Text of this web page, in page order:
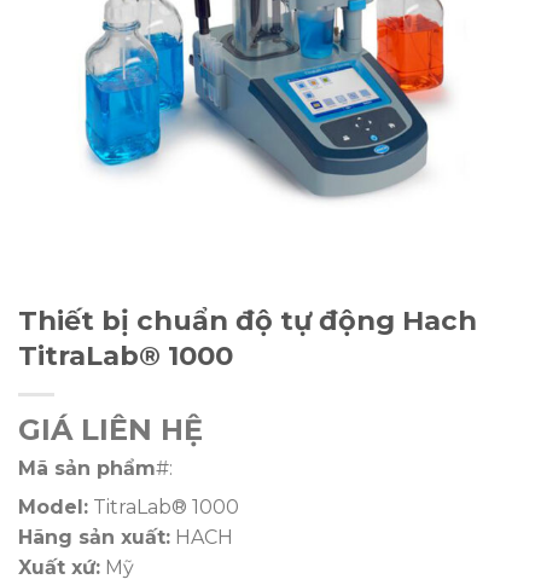
Thiết bị chuẩn độ tự động Hach
TitraLab® 1000
GIÁ LIÊN HỆ
Mã sản phẩm#:
Model: TitraLab® 1000
Hãng sản xuất: HACH
Xuất xứ: Mỹ